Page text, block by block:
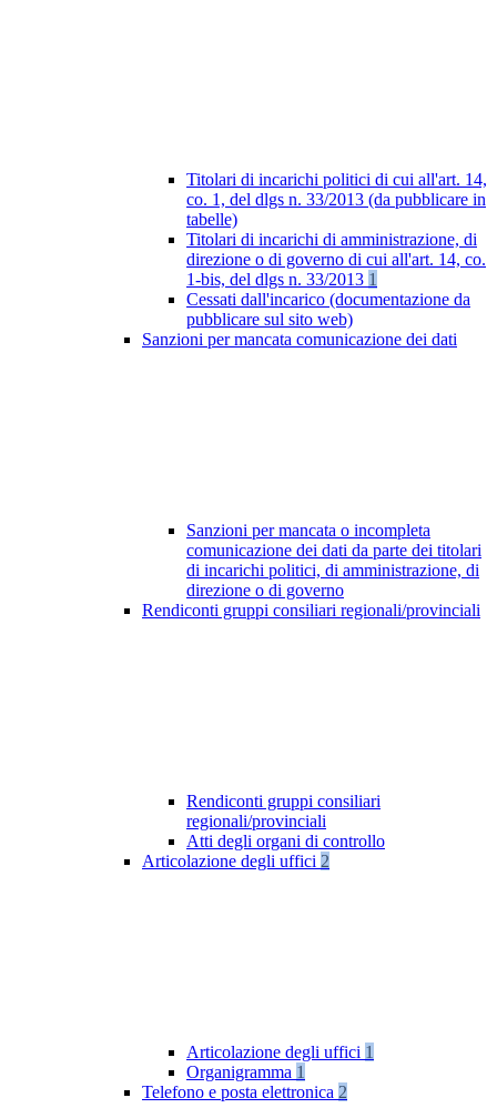
Titolari di incarichi politici di cui all'art. 14,
co. 1, del dlgs n. 33/2013 (da pubblicare in
tabelle)
Titolari di incarichi di amministrazione, di
direzione o di governo di cui all'art. 14, co.
1-bis, del dlgs n. 33/2013 1
Cessati dall'incarico (documentazione da
pubblicare sul sito web)
Sanzioni per mancata comunicazione dei dati
Sanzioni per mancata o incompleta
comunicazione dei dati da parte dei titolari
di incarichi politici, di amministrazione, di
direzione o di governo
Rendiconti gruppi consiliari regionali/provinciali
Rendiconti gruppi consiliari
regionali/provinciali
Atti degli organi di controllo
Articolazione degli uffici 2
Articolazione degli uffici 1
Organigramma 1
Telefono e posta elettronica 2